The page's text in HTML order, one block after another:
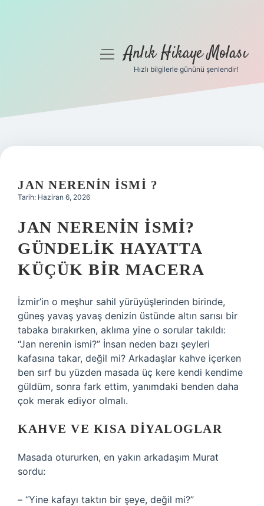
Gizlilik Politikası
Yasal Uyarı
menüyüAnlık Hikaye Molası
Hızlı bilgilerle gününü şenlendir!
JAN NERENIN ISMI ?
Tarih: Haziran 6, 2026
JAN NERENIN İSMI?
GÜNDELIK HAYATTA
KÜÇÜK BIR MACERA
İzmir’in o meşhur sahil yürüyüşlerinden birinde,
güneş yavaş yavaş denizin üstünde altın sarısı bir
tabaka bırakırken, aklıma yine o sorular takıldı:
“Jan nerenin ismi?” İnsan neden bazı şeyleri
kafasına takar, değil mi? Arkadaşlar kahve içerken
ben sırf bu yüzden masada üç kere kendi kendime
güldüm, sonra fark ettim, yanımdaki benden daha
çok merak ediyor olmalı.
KAHVE VE KISA DIYALOGLAR
Masada otururken, en yakın arkadaşım Murat
sordu:
– “Yine kafayı taktın bir şeye, değil mi?”